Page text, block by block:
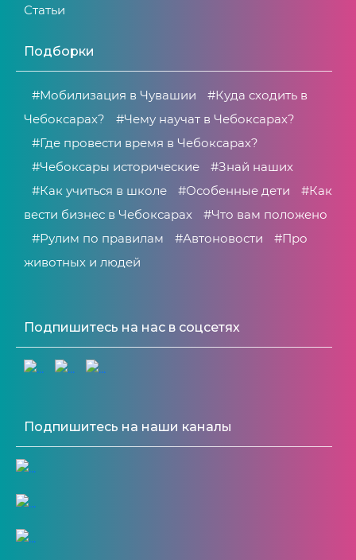
Статьи
Подборки
#Мобилизация в Чувашии
#Куда сходить в
Чебоксарах?
#Чему научат в Чебоксарах?
#Где провести время в Чебоксарах?
#Чебоксары исторические
#Знай наших
#Как учиться в школе
#Особенные дети
#Как
вести бизнес в Чебоксарах
#Что вам положено
#Рулим по правилам
#Автоновости
#Про
животных и людей
Подпишитесь на нас в соцсетях
Подпишитесь на наши каналы